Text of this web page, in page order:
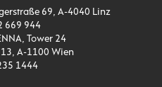
69, A-4040 Linz
669 944
Tower 24
A-1100 Wien
1444